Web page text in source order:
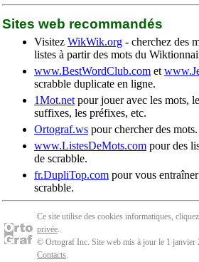
Sites web recommandés
Visitez WikWik.org - cherchez des
listes à partir des mots du
www.BestWordClub.com et
scrabble duplicate en ligne.
1Mot.net pour jouer avec les mots,
suffixes, les préfixes, etc.
Ortograf.ws pour chercher des mots.
www.ListesDeMots.com pour des
de scrabble.
fr.DupliTop.com pour vous
scrabble.
Ce site utilise des cookies informatiques,
privée.
© Ortograf Inc. Site web mis à jour le 1 janvier
Contacts.